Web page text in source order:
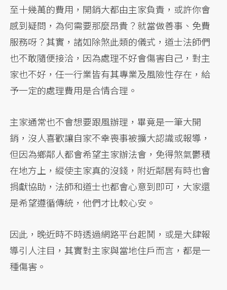
至十幾萬的費用，開銷大都由主家負責，或許你會
感到疑問，為何需要那麼昂貴？就當做善事、免費
服務呀？其實，諸如除煞此類的儀式，道士法師們
也不敢隨便接洽，因為處理不好會傷害自己，對主
家也不好，任一行業皆有其專業及風險性存在，給
予一定的處理費用是合情合理。
主家通常也不會想要跟風辦理，畢竟是一筆大開
銷，沒人喜歡讓自家不幸喪事被擴大認識或報導，
但因為鄉鄰人都會希望主家辦法會，免得煞氣鬱積
在地方上，縱使主家真的沒錢，附近鄰居有時也會
捐獻協助，法師和道士也都會心意到即可，大家還
是希望遵循傳統，他們才比較心安。
因此，晚近時不時透過網路平台起鬨，或是大肆報
導引人注目，其實對主家與當地住戶而言，都是一
種傷害。